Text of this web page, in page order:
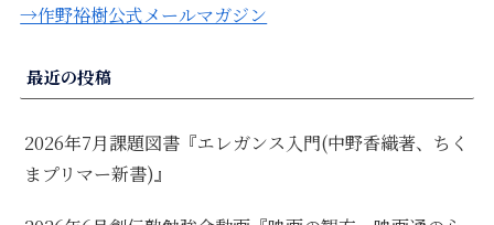
→作野裕樹公式メールマガジン
最近の投稿
2026年7月課題図書『エレガンス入門(中野香織著、ちく
まプリマー新書)』